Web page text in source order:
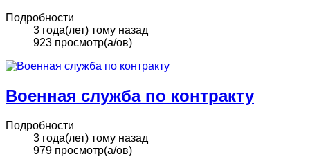
Подробности
3 года(лет) тому назад
923 просмотр(а/ов)
Военная служба по контракту
Подробности
3 года(лет) тому назад
979 просмотр(а/ов)